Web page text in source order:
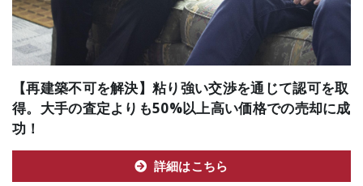
【再建築不可を解決】粘り強い交渉を通じて認可を取
得。大手の査定よりも50%以上高い価格での売却に成
功！
詳細はこちら